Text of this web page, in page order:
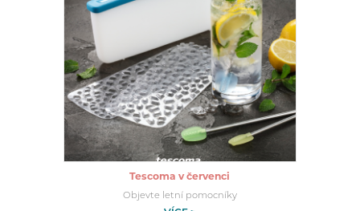
Tescoma v červenci
Objevte letní pomocníky